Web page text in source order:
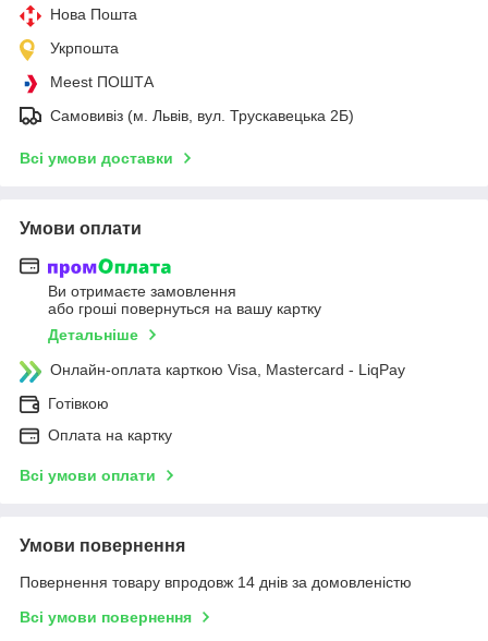
Нова Пошта
Укрпошта
Meest ПОШТА
Самовивіз (м. Львів, вул. Трускавецька 2Б)
Всі умови доставки
Умови оплати
Ви отримаєте замовлення
або гроші повернуться на вашу картку
Детальніше
Онлайн-оплата карткою Visa, Mastercard - LiqPay
Готівкою
Оплата на картку
Всі умови оплати
Умови повернення
Повернення товару впродовж 14 днів за домовленістю
Всі умови повернення